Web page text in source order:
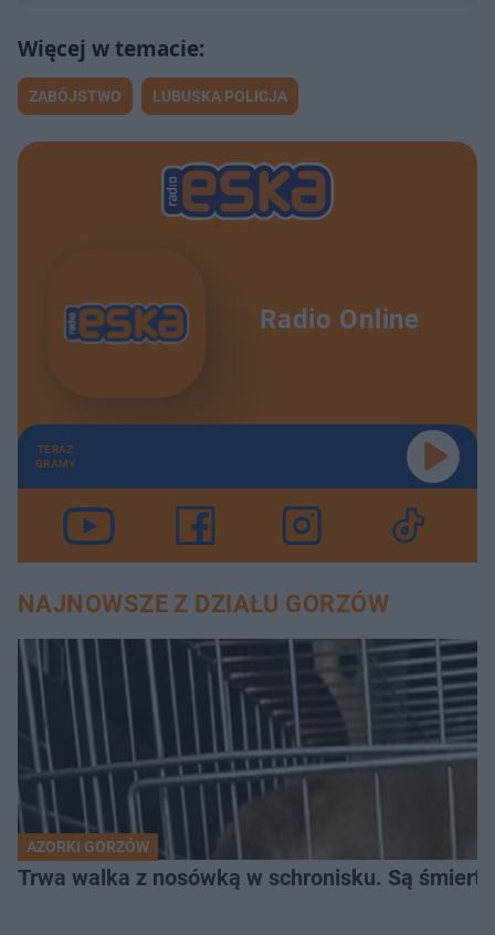
ZABÓJSTWO LUBUSKA POLICJA
Radio Online
TERAZ
GRAMY
NAJNOWSZE Z DZIAŁU GORZÓW
AZORKI GORZÓW
Trwa walka z nosówką w schronisku. Są